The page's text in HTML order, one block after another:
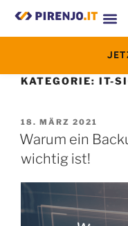
KATEGORIE: IT-
18. MÄRZ 2021
Warum ein
wichtig ist!